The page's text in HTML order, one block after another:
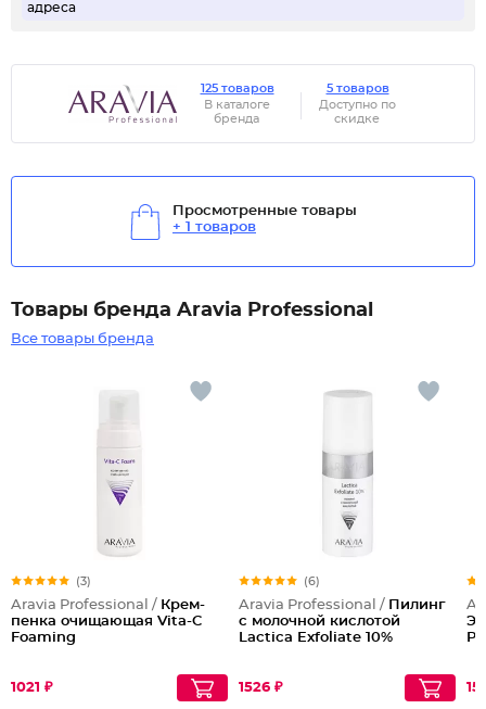
адреса
125 товаров
В каталоге
бренда
5 товаров
Доступно по
скидке
Просмотренные товары
+ 1 товаров
Товары бренда Aravia Professional
Все товары бренда
(3)
Aravia Professional / Крем-
пенка очищающая Vita-C
Foaming
1021 ₽
(6)
Aravia Professional / Пилинг
с молочной кислотой
Lactica Exfoliate 10%
1526 ₽